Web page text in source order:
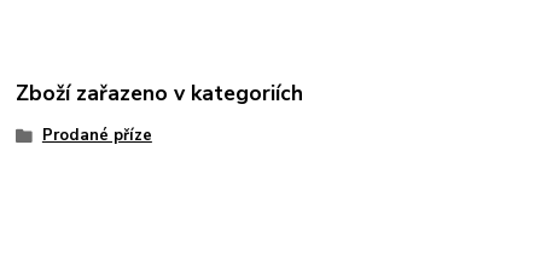
Zboží zařazeno v kategoriích
Prodané příze